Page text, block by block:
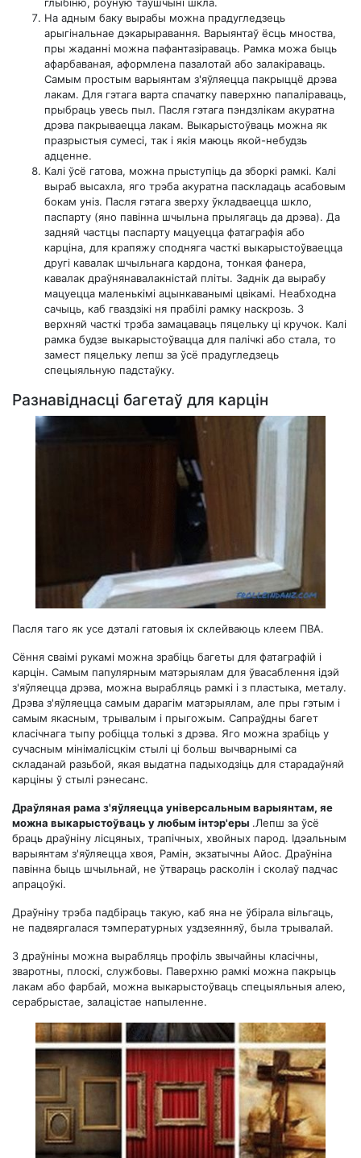
На адным баку вырабы можна прадугледзець
арыгінальнае дэкарыравання. Варыянтаў ёсць мноства,
пры жаданні можна пафантазіраваць. Рамка можа быць
афарбаваная, аформлена пазалотай або залакіраваць.
Самым простым варыянтам з'яўляецца пакрыццё дрэва
лакам. Для гэтага варта спачатку паверхню папаліраваць,
прыбраць увесь пыл. Пасля гэтага пэндзлікам акуратна
дрэва пакрываецца лакам. Выкарыстоўваць можна як
празрыстыя сумесі, так і якія маюць якой-небудзь
адценне.
Калі ўсё гатова, можна прыступіць да зборкі рамкі. Калі
выраб высахла, яго трэба акуратна паскладаць асабовым
бокам уніз. Пасля гэтага зверху ўкладваецца шкло,
паспарту (яно павінна шчыльна прылягаць да дрэва). Да
задняй частцы паспарту мацуецца фатаграфія або
карціна, для крапяжу сподняга часткі выкарыстоўваецца
другі кавалак шчыльнага кардона, тонкая фанера,
кавалак драўнянавалакністай пліты. Заднік да вырабу
мацуецца маленькімі ацынкаванымі цвікамі. Неабходна
сачыць, каб гваздзікі ня прабілі рамку наскрозь. З
верхняй часткі трэба замацаваць пяцельку ці кручок. Калі
рамка будзе выкарыстоўвацца для палічкі або стала, то
замест пяцельку лепш за ўсё прадугледзець
спецыяльную падстаўку.
Разнавіднасці багетаў для карцін
Пасля таго як усе дэталі гатовыя іх склейваюць клеем ПВА.
Сёння сваімі рукамі можна зрабіць багеты для фатаграфій і
карцін. Самым папулярным матэрыялам для ўвасаблення ідэй
з'яўляецца дрэва, можна вырабляць рамкі і з пластыка, металу.
Дрэва з'яўляецца самым дарагім матэрыялам, але пры гэтым і
самым якасным, трывалым і прыгожым. Сапраўдны багет
класічнага тыпу робіцца толькі з дрэва. Яго можна зрабіць у
сучасным мінімалісцкім стылі ці больш вычварнымі са
складанай разьбой, якая выдатна падыходзіць для старадаўняй
карціны ў стылі рэнесанс.
Драўляная рама з'яўляецца універсальным варыянтам, яе
можна выкарыстоўваць у любым інтэр'еры .Лепш за ўсё
браць драўніну лісцяных, трапічных, хвойных парод. Ідэальным
варыянтам з'яўляецца хвоя, Рамін, экзатычны Айос. Драўніна
павінна быць шчыльнай, не ўтвараць расколін і сколаў падчас
апрацоўкі.
Драўніну трэба падбіраць такую, каб яна не ўбірала вільгаць,
не падвяргалася тэмпературных уздзеянняў, была трывалай.
З драўніны можна вырабляць профіль звычайны класічны,
зваротны, плоскі, службовы. Паверхню рамкі можна пакрыць
лакам або фарбай, можна выкарыстоўваць спецыяльныя алею,
серабрыстае, залацістае напыленне.